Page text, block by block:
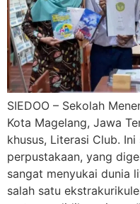
SIEDOO – Sekolah
Kota Magelang, Jawa
khusus, Literasi Club.
perpustakaan, yang
sangat menyukai dunia
salah satu